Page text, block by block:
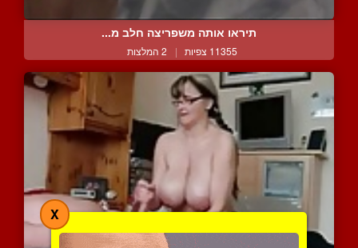
תיראו אותה משפריצה חלב מ...
11355 צפיות | 2 המלצות
X